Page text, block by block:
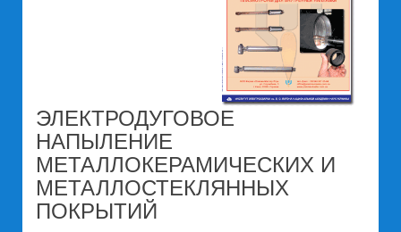
ЭЛЕКТРОДУГОВОЕ
НАПЫЛЕНИЕ
МЕТАЛЛОКЕРАМИЧЕСКИХ И
МЕТАЛЛОСТЕКЛЯННЫХ
ПОКРЫТИЙ